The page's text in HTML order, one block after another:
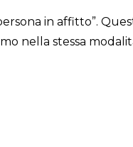
in affitto”.
nella stessa